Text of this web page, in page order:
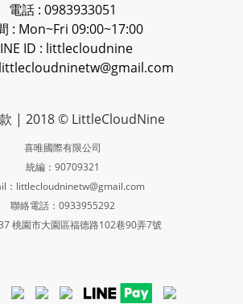
電話 : 0983933051
: Mon~Fri 09:00~17:00
ID : littlecloudnine
| 2018 © LittleCloudNine
喜唯國際有限公司
統編：90709321
：littlecloudninetw@gmail.com
聯絡電話：0933955292
桃園市大園區福德路102巷90弄7號